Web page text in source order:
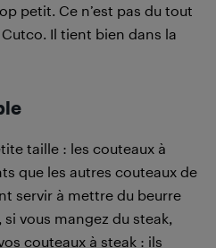
petit. Ce n’est pas du tout
Il tient bien dans la
taille : les couteaux à
que les autres couteaux de
servir à mettre du beurre
vous mangez du steak,
couteaux à steak : ils